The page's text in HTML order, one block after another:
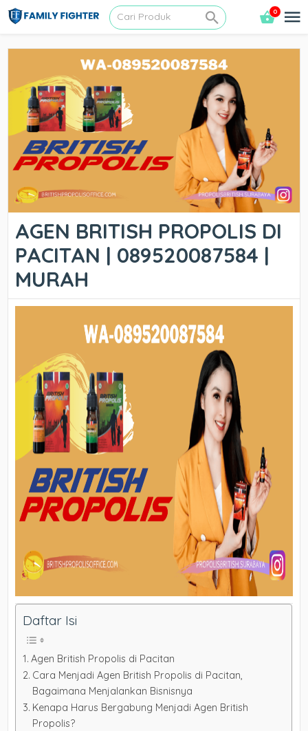
0
AGEN BRITISH PROPOLIS DI
PACITAN | 089520087584 |
MURAH
Daftar Isi
Agen British Propolis di Pacitan
Cara Menjadi Agen British Propolis di Pacitan,
Bagaimana Menjalankan Bisnisnya
Kenapa Harus Bergabung Menjadi Agen British
Propolis?